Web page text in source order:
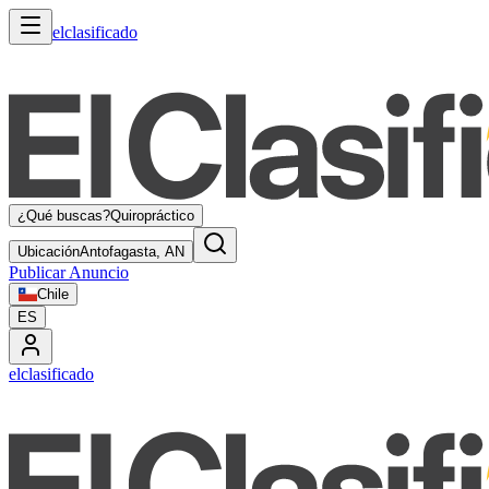
elclasificado
¿Qué buscas?Quiropráctico
UbicaciónAntofagasta, AN
Publicar Anuncio
Chile
ES
elclasificado